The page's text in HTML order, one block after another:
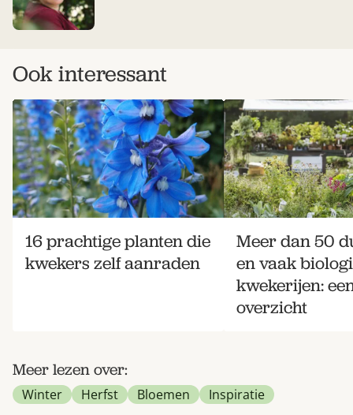
Ook interessant
16 prachtige planten die
kwekers zelf aanraden
Meer dan 50
en vaak
kwekerijen:
overzicht
Meer lezen over:
Winter Herfst Bloemen Inspiratie